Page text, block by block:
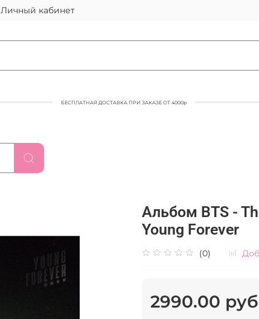
Личный кабинет
БЕСПЛАТНАЯ ДОСТАВКА ПРИ ЗАКАЗЕ ОТ 4000р
Альбом BTS -
Young Forever
(0)
2990.00 руб